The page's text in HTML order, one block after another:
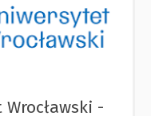
-